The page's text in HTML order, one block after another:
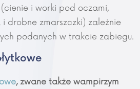
i worki pod oczami,
drobne zmarszczki) zależnie
podanych w trakcie zabiegu.
, zwane także wampirzym